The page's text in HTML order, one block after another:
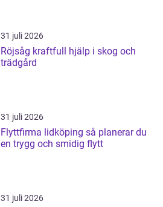
31 juli 2026
Röjsåg kraftfull hjälp i skog och
trädgård
31 juli 2026
Flyttfirma lidköping så planerar du
en trygg och smidig flytt
31 juli 2026